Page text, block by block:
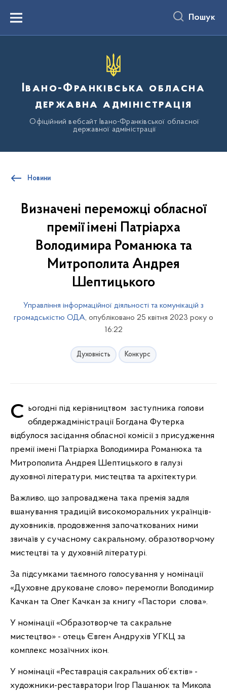
вмістуMenu Пошук
Івано-Франківська обласна
державна адміністрація
Офіційний вебсайт Івано-Франківської обласної
державної адміністрації
Новини
Визначені переможці обласної
премії імені Патріарха
Володимира Романюка та
Митрополита Андрея
Шептицького
Управління інформаційної діяльності та комунікацій з
громадськістю ОДА, опубліковано 25 квітня 2023 року о
16:22
Духовність Конкурс
Сьогодні під керівництвом заступника голови облдержадміністрації Богдана Футерка
відбулося засідання обласної комісії з присудження
премії імені Патріарха Володимира Романюка та
Митрополита Андрея Шептицького в галузі
духовної літератури, мистецтва та архітектури.
Важливо, що запроваджена така премія задля
вшанування традицій високоморальних українців-
духовників, продовження започаткованих ними
звичаїв у сучасному сакральному, образотворчому
мистецтві та у духовній літературі.
За підсумками таємного голосування у номінації
«Духовне друковане слово» перемогли Володимир
Качкан та Олег Качкан за книгу «Пастори слова».
У номінації «Образотворче та сакральне
мистецтво» - отець Євген Андрухів УГКЦ за
комплекс мозаїчних ікон.
У номінації «Реставрація сакральних об’єктів» -
художники-реставратори Ігор Пашанюк та Микола